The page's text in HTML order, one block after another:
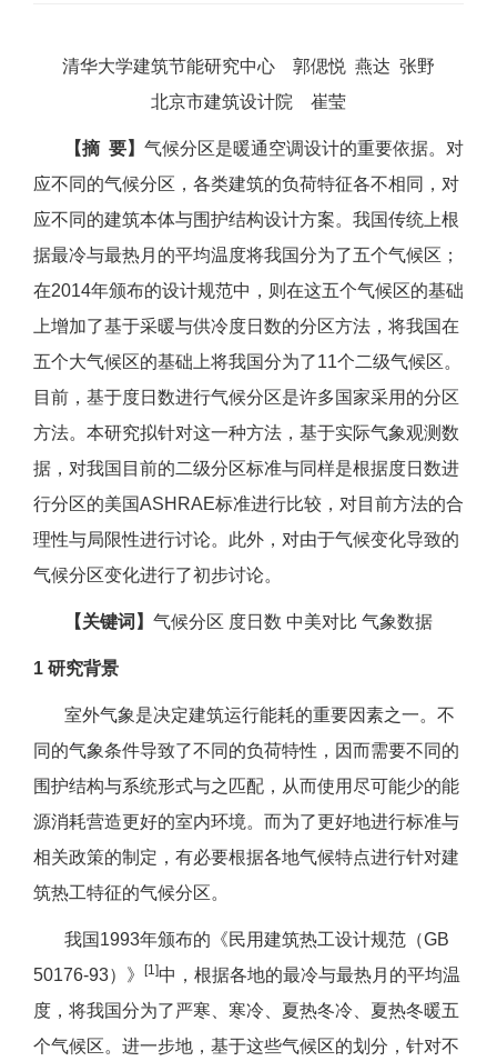
清华大学建筑节能研究中心 郭偲悦 燕达 张野
北京市建筑设计院 崔莹
【摘 要】 气候分区是暖通空调设计的重要依据。对
应不同的气候分区，各类建筑的负荷特征各不相同，对
应不同的建筑本体与围护结构设计方案。我国传统上根
据最冷与最热月的平均温度将我国分为了五个气候区；
在2014年颁布的设计规范中，则在这五个气候区的基础
上增加了基于采暖与供冷度日数的分区方法，将我国在
五个大气候区的基础上将我国分为了11个二级气候区。
目前，基于度日数进行气候分区是许多国家采用的分区
方法。本研究拟针对这一种方法，基于实际气象观测数
据，对我国目前的二级分区标准与同样是根据度日数进
行分区的美国ASHRAE标准进行比较，对目前方法的合
理性与局限性进行讨论。此外，对由于气候变化导致的
气候分区变化进行了初步讨论。
【关键词】 气候分区 度日数 中美对比 气象数据
1 研究背景
室外气象是决定建筑运行能耗的重要因素之一。不
同的气象条件导致了不同的负荷特性，因而需要不同的
围护结构与系统形式与之匹配，从而使用尽可能少的能
源消耗营造更好的室内环境。而为了更好地进行标准与
相关政策的制定，有必要根据各地气候特点进行针对建
筑热工特征的气候分区。
我国1993年颁布的《民用建筑热工设计规范（GB
50176-93）》
[1]中，根据各地的最冷与最热月的平均温
度，将我国分为了严寒、寒冷、夏热冬冷、夏热冬暖五
个气候区。进一步地，基于这些气候区的划分，针对不